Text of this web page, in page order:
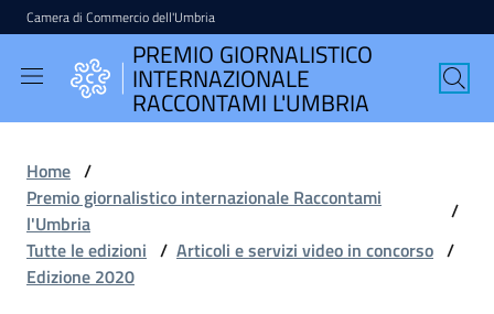
Vai al contenuto
Vai alla navigazione
Vai al footer
Camera di Commercio dell'Umbria
PREMIO GIORNALISTICO
INTERNAZIONALE
RACCONTAMI L'UMBRIA
PREMIO
GIORNALISTICO
INTERNAZIONALE
L'UMBRIA
Home /
Premio giornalistico internazionale Raccontami
l'Umbria
/
Tutte le edizioni / Articoli e servizi video in concorso /
Edizione 2020